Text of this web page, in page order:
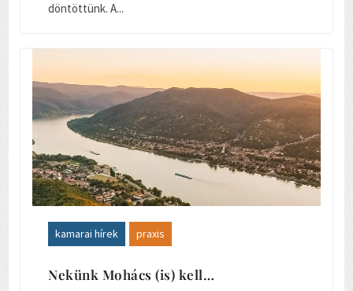
döntöttünk. A...
kamarai hírek praxis
Nekünk Mohács (is) kell…